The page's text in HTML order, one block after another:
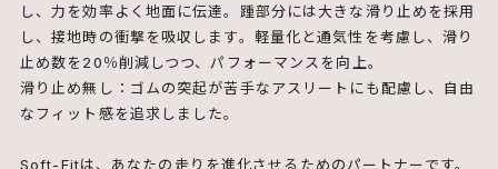
し、力を効率よく地面に伝達。踵部分には大きな滑り止めを採用
し、接地時の衝撃を吸収します。軽量化と通気性を考慮し、滑り
止め数を20％削減しつつ、パフォーマンスを向上。
滑り止め無し：ゴムの突起が苦手なアスリートにも配慮し、自由
なフィット感を追求しました。
Soft-Fitは、あなたの走りを進化させるためのパートナーです。